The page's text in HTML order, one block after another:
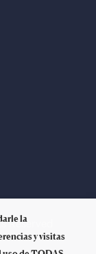
la
y visitas